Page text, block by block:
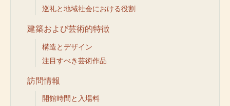
巡礼と地域社会における役割
建築および芸術的特徴
構造とデザイン
注目すべき芸術作品
訪問情報
開館時間と入場料